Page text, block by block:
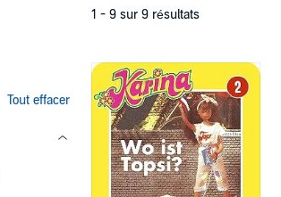
Tout effacer
1 - 9 sur 9 résultats